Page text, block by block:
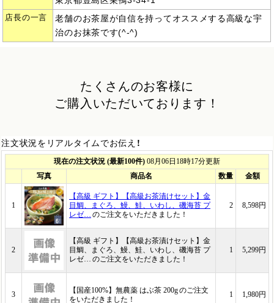
店長の一言
老舗のお茶屋が自信を持ってオススメする高級な宇
治のお抹茶です(^-^)
たくさんのお客様に
ご購入いただいております！
注文状況をリアルタイムでお伝え！